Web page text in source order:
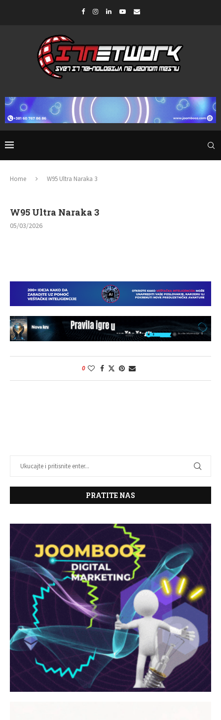
Home W95 Ultra Naraka 3
W95 Ultra Naraka 3
05/03/2026
0
PRATITE NAS